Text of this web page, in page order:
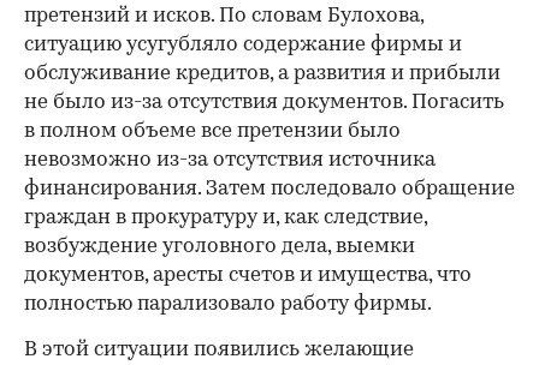
претензий и исков. По словам Булохова,
ситуацию усугубляло содержание фирмы и
обслуживание кредитов, а развития и прибыли
не было из-за отсутствия документов. Погасить
в полном объеме все претензии было
невозможно из-за отсутствия источника
финансирования. Затем последовало обращение
граждан в прокуратуру и, как следствие,
возбуждение уголовного дела, выемки
документов, аресты счетов и имущества, что
полностью парализовало работу фирмы.
В этой ситуации появились желающие